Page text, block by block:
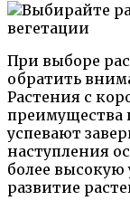
При выборе
обратить
Растения с
преимущества
успевают
наступления
более
развитие